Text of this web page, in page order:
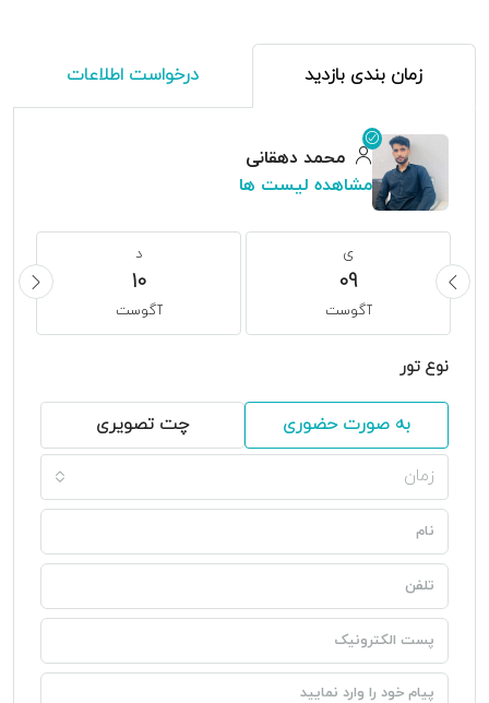
زمان بندی بازدید درخواست اطلاعات
محمد دهقانی
مشاهده لیست ها
ی
09
آگوست
د
10
آگوست
نوع تور
به صورت حضوری چت تصویری
زمان